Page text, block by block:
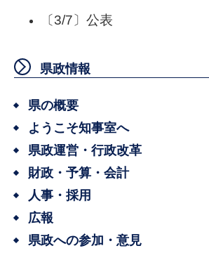
〔3/7〕公表
県政情報
県の概要
ようこそ知事室へ
県政運営・行政改革
財政・予算・会計
人事・採用
広報
県政への参加・意見